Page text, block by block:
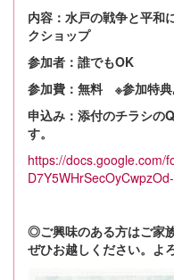
内容：水戸の戦争と平和
クショップ
参加者：誰でもOK
参加費：無料 ※参加特典
申込み：添付のチラシの
す。
https://docs.google.com/
◎ご興味のある方はご家
ぜひお越しください。よ